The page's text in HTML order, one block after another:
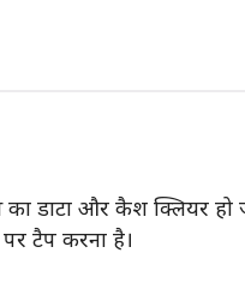
डाटा और कैश क्लियर हो
टैप करना है।